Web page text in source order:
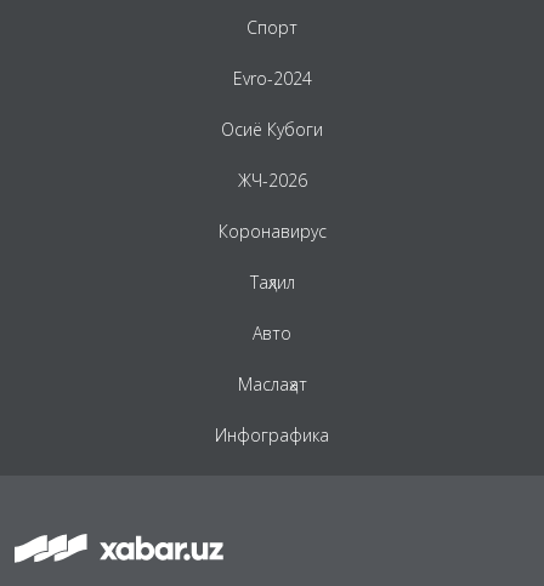
Спорт
Evro-2024
Осиё Кубоги
ЖЧ-2026
Коронавирус
Таҳлил
Авто
Маслаҳат
Инфографика